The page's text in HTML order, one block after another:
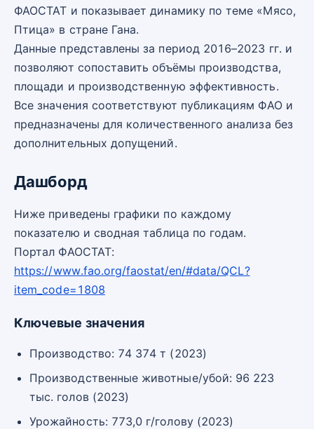
ФАОСТАТ и показывает динамику по теме «Мясо,
Птица» в стране Гана.
Данные представлены за период 2016–2023 гг. и
позволяют сопоставить объёмы производства,
площади и производственную эффективность.
Все значения соответствуют публикациям ФАО и
предназначены для количественного анализа без
дополнительных допущений.
Дашборд
Ниже приведены графики по каждому
показателю и сводная таблица по годам.
Портал ФАОСТАТ:
https://www.fao.org/faostat/en/#data/QCL?
item_code=1808
Ключевые значения
Производство: 74 374 т (2023)
Производственные животные/убой: 96 223
тыс. голов (2023)
Урожайность: 773,0 г/голову (2023)